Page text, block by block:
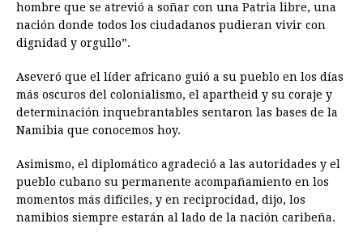
hombre que se atrevió a soñar con una Patria libre, una
nación donde todos los ciudadanos pudieran vivir con
dignidad y orgullo”.
Aseveró que el líder africano guió a su pueblo en los días
más oscuros del colonialismo, el apartheid y su coraje y
determinación inquebrantables sentaron las bases de la
Namibia que conocemos hoy.
Asimismo, el diplomático agradeció a las autoridades y el
pueblo cubano su permanente acompañamiento en los
momentos más difíciles, y en reciprocidad, dijo, los
namibios siempre estarán al lado de la nación caribeña.